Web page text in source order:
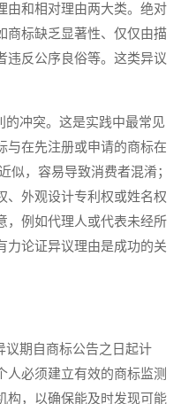
由和相对理由两大类。绝对
商标缺乏显著性、仅仅由描
违反公序良俗等。这类异议
冲突。这是实践中最常见
与在先注册或申请的商标在
似，容易导致消费者混淆；
、外观设计专利权或姓名权
，例如代理人或代表未经所
力论证异议理由是成功的关
期自商标公告之日起计
人必须建立有效的商标监测
构，以确保能及时发现可能